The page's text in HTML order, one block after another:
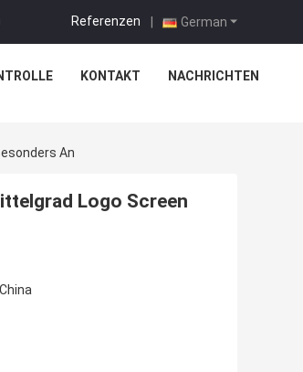
German
Referenzen |
KONTAKT NACHRICHTEN
An
Logo Screen